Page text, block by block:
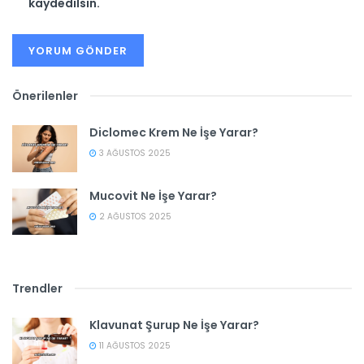
kaydedilsin.
Önerilenler
Diclomec Krem Ne İşe Yarar?
3 AĞUSTOS 2025
Mucovit Ne İşe Yarar?
2 AĞUSTOS 2025
Trendler
Klavunat Şurup Ne İşe Yarar?
11 AĞUSTOS 2025